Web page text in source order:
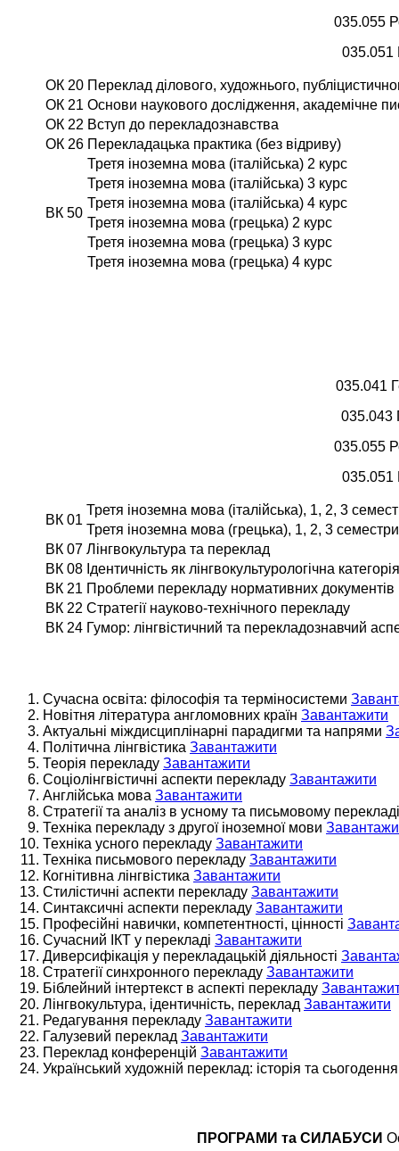
035.055
035.051
ОК 20 Переклад ділового, художнього,
ОК 21 Основи наукового дослідження, академічне
ОК 22 Вступ до перекладознавства
ОК 26 Перекладацька практика (без відриву)
ВК 50
Третя іноземна мова (італійська) 2 курс
Третя іноземна мова (італійська) 3 курс
Третя іноземна мова (італійська) 4 курс
Третя іноземна мова (грецька) 2 курс
Третя іноземна мова (грецька) 3 курс
Третя іноземна мова (грецька) 4 курс
035.041
035.043
035.055
035.051
ВК 01
Третя іноземна мова (італійська), 1, 2, 3
Третя іноземна мова (грецька), 1, 2, 3 семестри
ВК 07 Лінгвокультура та переклад
ВК 08 Ідентичність як лінгвокультурологічна категорія
ВК 21 Проблеми перекладу нормативних документів
ВК 22 Стратегії науково-технічного перекладу
ВК 24 Гумор: лінгвістичний та перекладознавчий
Сучасна освіта: філософія та терміносистеми
Новітня література англомовних країн Завантажити
Актуальні міждисциплінарні парадигми та напрями
Політична лінгвістика Завантажити
Теорія перекладу Завантажити
Соціолінгвістичні аспекти перекладу Завантажити
Англійська мова Завантажити
Стратегії та аналіз в усному та письмовому
Техніка перекладу з другої іноземної мови
Техніка усного перекладу Завантажити
Техніка письмового перекладу Завантажити
Когнітивна лінгвістика Завантажити
Стилістичні аспекти перекладу Завантажити
Синтаксичні аспекти перекладу Завантажити
Професійні навички, компетентності, цінності
Сучасний ІКТ у перекладі Завантажити
Диверсифікація у перекладацькій діяльності
Стратегії синхронного перекладу Завантажити
Біблейний інтертекст в аспекті перекладу
Лінгвокультура, ідентичність, переклад Завантажити
Редагування перекладу Завантажити
Галузевий переклад Завантажити
Переклад конференцій Завантажити
Український художній переклад: історія та
ПРОГРАМИ та СИЛАБУСИ